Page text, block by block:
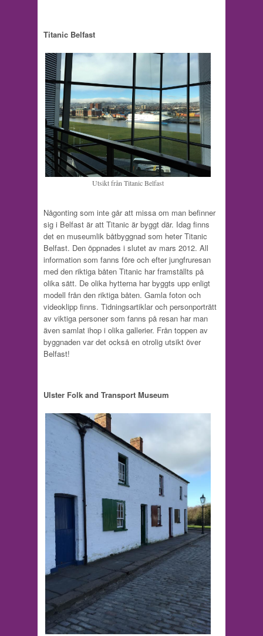
Titanic Belfast
Utsikt från Titanic Belfast
Någonting som inte går att missa om man befinner
sig i Belfast är att Titanic är byggt där. Idag finns
det en museumlik båtbyggnad som heter Titanic
Belfast. Den öppnades i slutet av mars 2012. All
information som fanns före och efter jungfruresan
med den riktiga båten Titanic har framställts på
olika sätt. De olika hytterna har byggts upp enligt
modell från den riktiga båten. Gamla foton och
videoklipp finns. Tidningsartiklar och personporträtt
av viktiga personer som fanns på resan har man
även samlat ihop i olika gallerier. Från toppen av
byggnaden var det också en otrolig utsikt över
Belfast!
Ulster Folk and Transport Museum